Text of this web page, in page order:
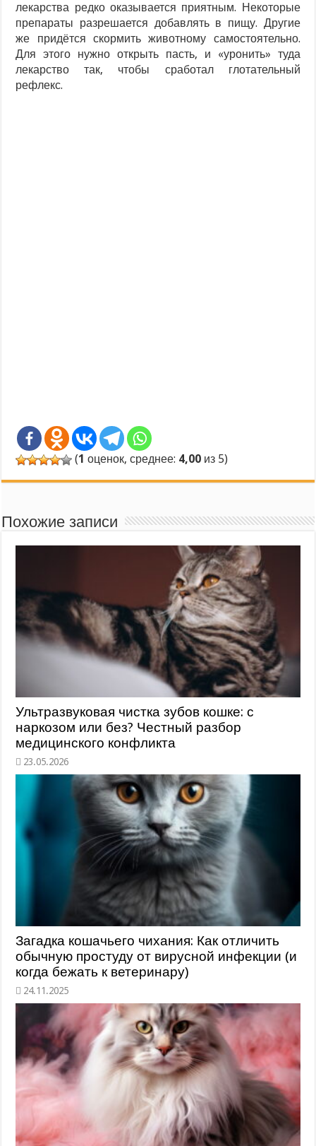
лекарства редко оказывается приятным. Некоторые
препараты разрешается добавлять в пищу. Другие
же придётся скормить животному самостоятельно.
Для этого нужно открыть пасть, и «уронить» туда
лекарство так, чтобы сработал глотательный
рефлекс.
(1 оценок, среднее: 4,00 из 5)
Похожие записи
Ультразвуковая чистка зубов кошке: с
наркозом или без? Честный разбор
медицинского конфликта
Загадка кошачьего чихания: Как отличить
обычную простуду от вирусной инфекции (и
когда бежать к ветеринару)